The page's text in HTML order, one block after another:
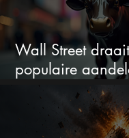
Wall Street
populaire
onder spanning